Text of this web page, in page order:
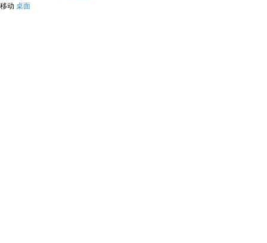
移动 桌面